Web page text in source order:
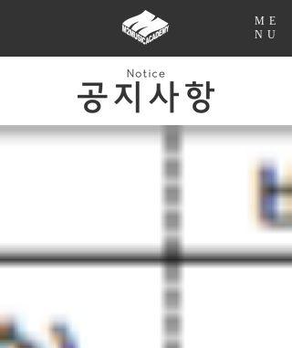
ME
NU